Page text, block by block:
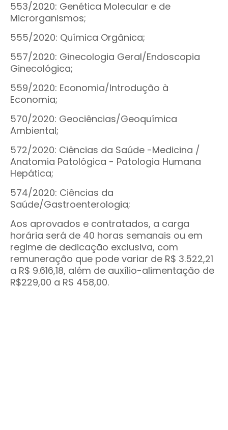
553/2020: Genética Molecular e de
Microrganismos;
555/2020: Química Orgânica;
557/2020: Ginecologia Geral/Endoscopia
Ginecológica;
559/2020: Economia/Introdução à
Economia;
570/2020: Geociências/Geoquímica
Ambiental;
572/2020: Ciências da Saúde -Medicina /
Anatomia Patológica - Patologia Humana
Hepática;
574/2020: Ciências da
Saúde/Gastroenterologia;
Aos aprovados e contratados, a carga
horária será de 40 horas semanais ou em
regime de dedicação exclusiva, com
remuneração que pode variar de R$ 3.522,21
a R$ 9.616,18, além de auxílio-alimentação de
R$229,00 a R$ 458,00.